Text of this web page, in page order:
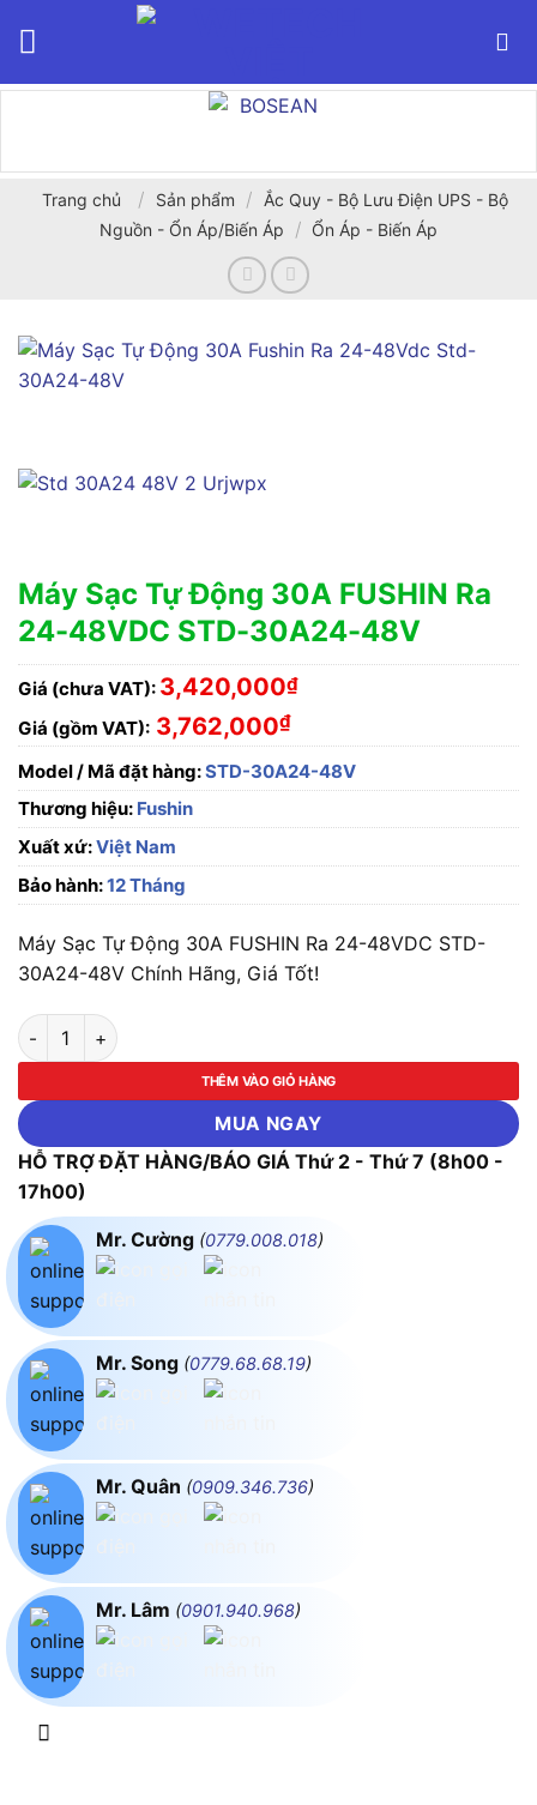
Trang chủ / Sản phẩm /
Ắc Quy - Bộ Lưu Điện UPS - Bộ
Nguồn - Ổn Áp/Biến Áp
/ Ổn Áp - Biến Áp
Máy Sạc Tự Động 30A FUSHIN Ra
24-48VDC STD-30A24-48V
Giá (chưa VAT): 3,420,000₫
Giá (gồm VAT): 3,762,000₫
Model / Mã đặt hàng:STD-30A24-48V
Thương hiệu: Fushin
Xuất xứ:Việt Nam
Bảo hành:12 Tháng
Máy Sạc Tự Động 30A FUSHIN Ra 24-48VDC STD-
30A24-48V Chính Hãng, Giá Tốt!
Máy Sạc Tự Động 30A FUSHIN Ra 24-48VDC STD-30A24-
THÊM VÀO GIỎ HÀNG
MUA NGAY
HỖ TRỢ ĐẶT HÀNG/BÁO GIÁ Thứ 2 - Thứ 7 (8h00 -
17h00)
Mr. Cường (0779.008.018)
Mr. Song (0779.68.68.19)
Mr. Quân (0909.346.736)
Mr. Lâm (0901.940.968)